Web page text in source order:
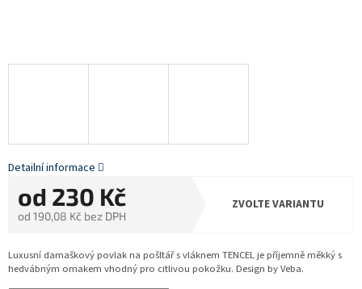
od 230 Kč
od 190,08 Kč bez DPH
cena:
ZVOLTE VARIANTU
Luxusní damaškový povlak na pošltář s vláknem TENCEL je příjemně měkký s
hedvábným omakem vhodný pro citlivou pokožku. Design by Veba.
Detailní informace